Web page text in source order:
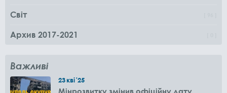
Світ
Архив 2017-2021
Важливі
23кві'25
Мінрозвитку змінив офіційну дату